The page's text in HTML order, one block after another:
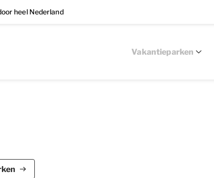
heel Nederland
Vakantieparken
biedt ruimte voor maximaal 2 volwassenen en 2
en 1 badkamer, verdeeld over 2